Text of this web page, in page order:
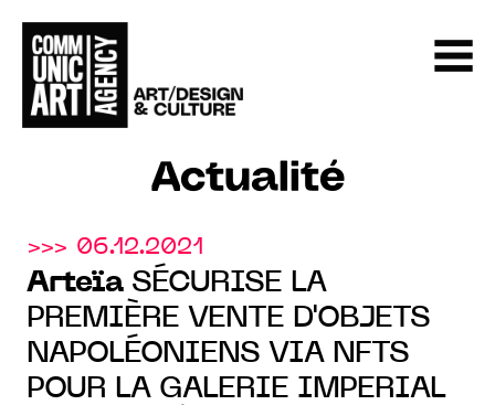
Actualité
>>> 06.12.2021
ArteïaSÉCURISE LA
PREMIÈRE VENTE D'OBJETS
NAPOLÉONIENS VIA NFTS
POUR LA GALERIE IMPERIAL